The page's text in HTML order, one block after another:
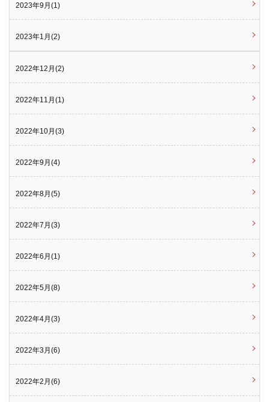
2023年9月(1)
2023年1月(2)
2022年12月(2)
2022年11月(1)
2022年10月(3)
2022年9月(4)
2022年8月(5)
2022年7月(3)
2022年6月(1)
2022年5月(8)
2022年4月(3)
2022年3月(6)
2022年2月(6)